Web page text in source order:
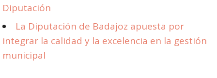
Diputación
La Diputación de Badajoz apuesta por
integrar la calidad y la excelencia en la gestión
municipal